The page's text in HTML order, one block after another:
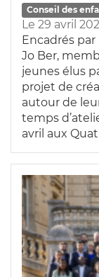
Conseil des
Le 29 avril
Encadrés
Jo Ber,
jeunes élus
projet de
autour de
temps
avril aux